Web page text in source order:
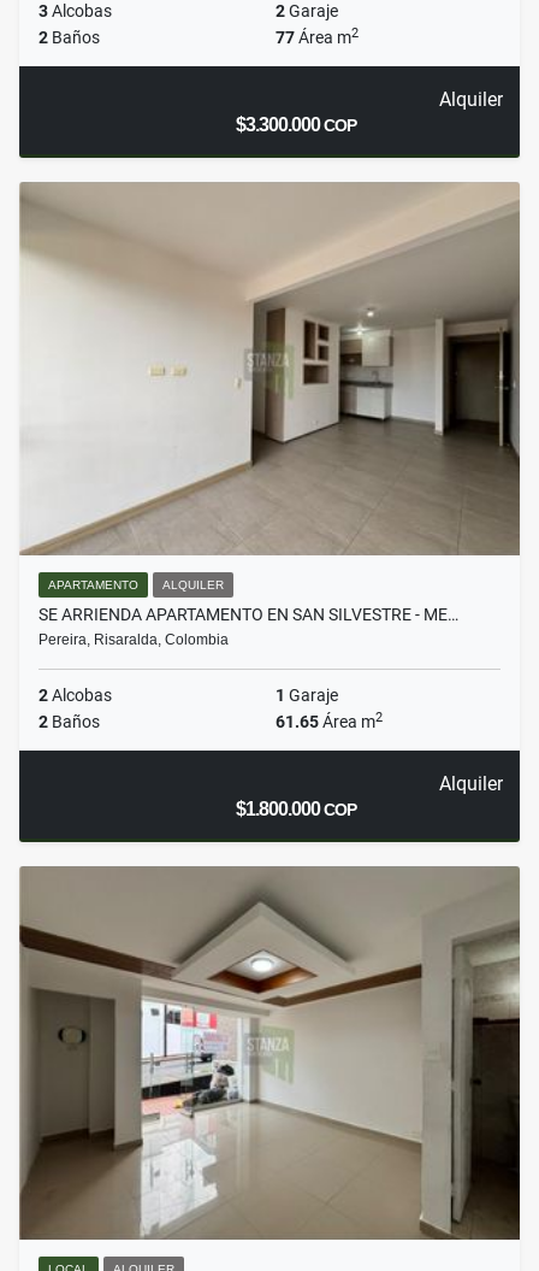
3Alcobas 2Garaje
2 Baños 77Área m2
Alquiler
$3.300.000COP
APARTAMENTO ALQUILER
SE ARRIENDA APARTAMENTO EN SAN SILVESTRE - ME…
Pereira, Risaralda, Colombia
2Alcobas 1 Garaje
2 Baños 61.65Área m2
Alquiler
$1.800.000COP